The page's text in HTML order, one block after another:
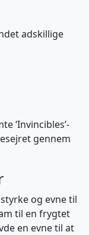
adskillige
‘Invincibles’-
gennem
og evne til
til en frygtet
en evne til at